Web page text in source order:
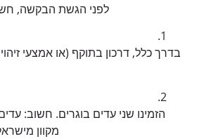
לפני הגשת הבקשה,
בדרך כלל, דרכון בתוקף (או אמצעי
הזמינו שני עדים בוגרים. חשוב: עדים
מקוון